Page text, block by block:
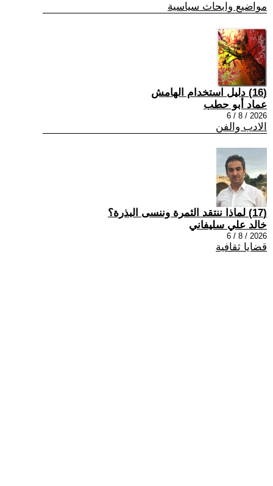
مواضيع وابحاث سياسية
(16) دليل استخدام الهامش
عماد أبو حطب
2026 / 8 / 6
الادب والفن
(17) لماذا ننتقد الثمرة وننسى البذرة؟
خالد علي سليفاني
2026 / 8 / 6
قضايا ثقافية